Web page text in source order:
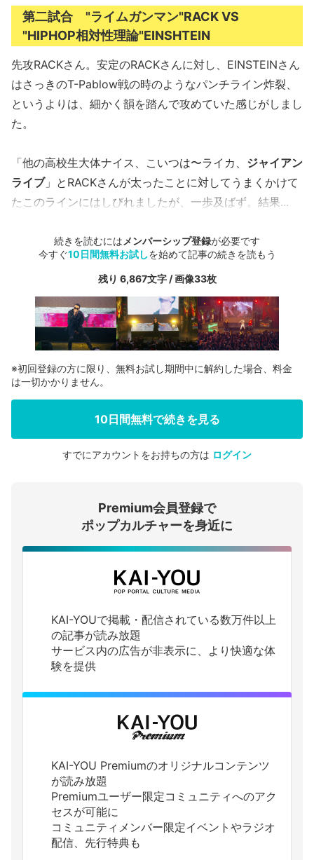
第二試合 "ライムガンマン"RACK VS
"HIPHOP相対性理論"EINSHTEIN
先攻RACKさん。安定のRACKさんに対し、EINSTEINさん
はさっきのT-Pablow戦の時のようなパンチライン炸裂、
というよりは、細かく韻を踏んで攻めていた感じがしまし
た。
「他の高校生大体ナイス、こいつは〜ライカ、 ジャイアン
ライブ」とRACKさんが太ったことに対してうまくかけて
たこのラインにはしびれましたが、一歩及ばず。結果...
続きを読むには メンバーシップ登録が必要です
今すぐ10日間無料お試しを始めて記事の続きを読もう
残り 6,867文字 / 画像33枚
会員登録する
ログインする
※初回登録の方に限り、無料お試し期間中に解約した場合、料金
は一切かかりません。
10日間無料で続きを見る
すでにアカウントをお持ちの方は ログイン
Premium会員登録で
ポップカルチャーを身近に
KAI-YOUで掲載・配信されている数万件以上
の記事が読み放題
サービス内の広告が非表示に、より快適な体
験を提供
KAI-YOU Premiumのオリジナルコンテンツ
が読み放題
Premiumユーザー限定コミュニティへのアク
セスが可能に
コミュニティメンバー限定イベントやラジオ
配信、先行特典も